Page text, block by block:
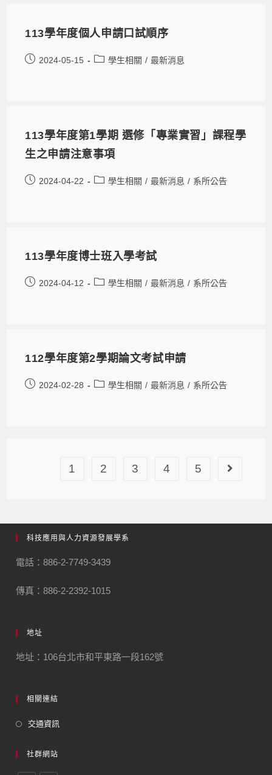
113學年度個人申請口試順序
2024-05-15 學生相關 / 最新消息
113學年度第1學期 選修「專業實習」課程學
生之申請注意事項
2024-04-22 學生相關 / 最新消息 / 系所公告
113學年度博士班入學考試
2024-04-12 學生相關 / 最新消息 / 系所公告
112學年度第2學期論文考試申請
2024-02-28 學生相關 / 最新消息 / 系所公告
1 2 3 4 5
科技應用與人力資源發展學系
電話：886-2-7749-3439
傳真：886-2-2392-1015
地址
地址：106台北市和平東路一段162號
相關連結
交通資訊
社群網站